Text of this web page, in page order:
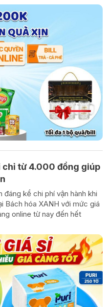
chỉ từ 4.000 đồng giúp
kể chi phí vận hành khi
Bách hóa XANH với mức giá
online từ nay đến hết